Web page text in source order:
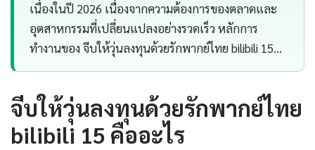
เนื่องในปี 2026 เนื่องจากความต้องการของตลาดและ
อุตสาหกรรมที่เปลี่ยนแปลงอย่างรวดเร็ว หลักการ
ทำงานของ จีบให้วุ่นลงทุนด้วยรักพากย์ไทย bilibili 15…
จีบให้วุ่นลงทุนด้วยรักพากย์ไทย
bilibili 15 คืออะไร